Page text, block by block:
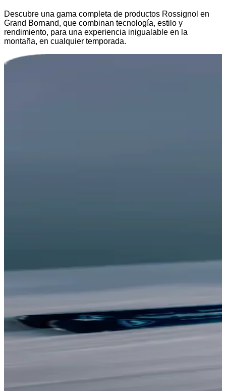
Descubre una gama completa de productos Rossignol en
Grand Bornand, que combinan tecnología, estilo y
rendimiento, para una experiencia inigualable en la
montaña, en cualquier temporada.